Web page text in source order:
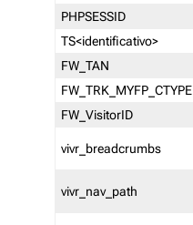
PHPSESSID
TS<identificativo>
FW_TAN
FW_TRK_MYFP_CTYPE
FW_VisitorID
vivr_breadcrumbs
vivr_nav_path